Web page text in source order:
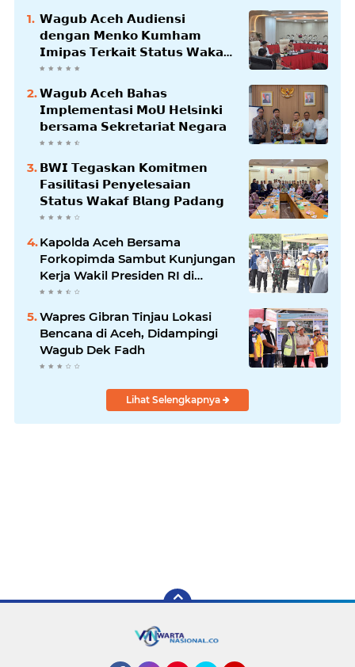
𝗪𝗮𝗴𝘂𝗯 𝗔𝗰𝗲𝗵 𝗔𝘂𝗱𝗶𝗲𝗻𝘀𝗶
𝗱𝗲𝗻𝗴𝗮𝗻 𝗠𝗲𝗻𝗸𝗼 𝗞𝘂𝗺𝗵𝗮𝗺
𝗜𝗺𝗶𝗽𝗮𝘀 𝗧𝗲𝗿𝗸𝗮𝗶𝘁 𝗦𝘁𝗮𝘁𝘂𝘀 𝗪𝗮𝗸𝗮𝗳
𝗕𝗹𝗮𝗻𝗴𝗽𝗮𝗱𝗮𝗻𝗴
𝗪𝗮𝗴𝘂𝗯 𝗔𝗰𝗲𝗵 𝗕𝗮𝗵𝗮𝘀
𝗜𝗺𝗽𝗹𝗲𝗺𝗲𝗻𝘁𝗮𝘀𝗶 𝗠𝗼𝗨 𝗛𝗲𝗹𝘀𝗶𝗻𝗸𝗶
𝗯𝗲𝗿𝘀𝗮𝗺𝗮 𝗦𝗲𝗸𝗿𝗲𝘁𝗮𝗿𝗶𝗮𝘁 𝗡𝗲𝗴𝗮𝗿𝗮
𝗕𝗪𝗜 𝗧𝗲𝗴𝗮𝘀𝗸𝗮𝗻 𝗞𝗼𝗺𝗶𝘁𝗺𝗲𝗻
𝗙𝗮𝘀𝗶𝗹𝗶𝘁𝗮𝘀𝗶 𝗣𝗲𝗻𝘆𝗲𝗹𝗲𝘀𝗮𝗶𝗮𝗻
𝗦𝘁𝗮𝘁𝘂𝘀 𝗪𝗮𝗸𝗮𝗳 𝗕𝗹𝗮𝗻𝗴 𝗣𝗮𝗱𝗮𝗻𝗴
Kapolda Aceh Bersama
Forkopimda Sambut Kunjungan
Kerja Wakil Presiden RI di
Kabupaten Bireuen
Wapres Gibran Tinjau Lokasi
Bencana di Aceh, Didampingi
Wagub Dek Fadh
Lihat Selengkapnya